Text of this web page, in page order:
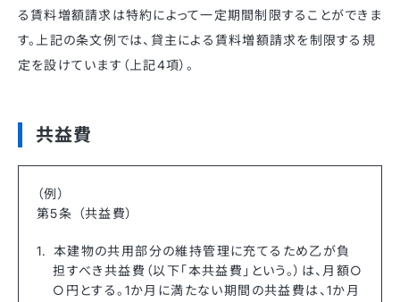
る賃料増額請求は特約によって一定期間制限することができま
す。上記の条文例では、貸主による賃料増額請求を制限する規
定を設けています（上記4項）。
共益費
（例）
第5条 （共益費）
本建物の共用部分の維持管理に充てるため乙が負
担すべき共益費（以下「本共益費」という。）は、月額○
○円とする。1か月に満たない期間の共益費は、1か月